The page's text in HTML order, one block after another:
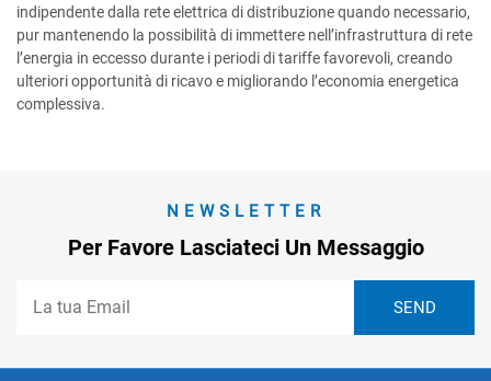
indipendente dalla rete elettrica di distribuzione quando necessario,
pur mantenendo la possibilità di immettere nell’infrastruttura di rete
l’energia in eccesso durante i periodi di tariffe favorevoli, creando
ulteriori opportunità di ricavo e migliorando l’economia energetica
complessiva.
NEWSLETTER
Per Favore Lasciateci Un Messaggio